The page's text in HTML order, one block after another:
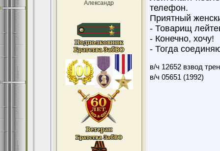
Александр
телефон.
Приятный
- Товарищ
- Конечно, хочу!
- Тогда
в/ч 12652 взвод
в/ч 05651 (1992)